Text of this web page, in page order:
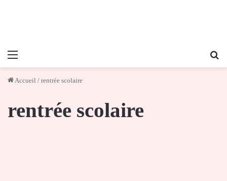
Menu
Accueil / rentrée scolaire
rentrée scolaire